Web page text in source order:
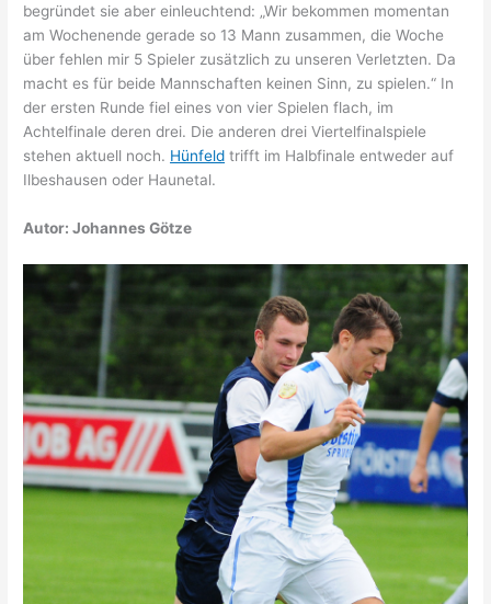
begründet sie aber einleuchtend: „Wir bekommen momentan
am Wochenende gerade so 13 Mann zusammen, die Woche
über fehlen mir 5 Spieler zusätzlich zu unseren Verletzten. Da
macht es für beide Mannschaften keinen Sinn, zu spielen.“ In
der ersten Runde fiel eines von vier Spielen flach, im
Achtelfinale deren drei. Die anderen drei Viertelfinalspiele
stehen aktuell noch. Hünfeld trifft im Halbfinale entweder auf
Ilbeshausen oder Haunetal.
Autor: Johannes Götze